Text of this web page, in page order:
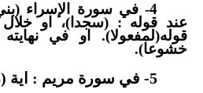
عند قوله : (سجدا)، او خلال
قوله(لمفعولا). او في
خشوعا).
5- في سورة مريم : اية (58) عند قوله (وبكيا).